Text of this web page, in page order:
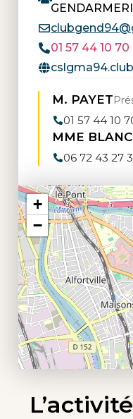
01 57 44 10 70
M. PAYET
01 57 44 10
MME
06 72 43 27
+
−